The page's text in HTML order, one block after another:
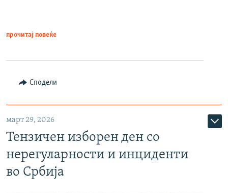
прочитај повеќе
Сподели
март 29, 2026
Тензичен изборен ден со
нерегуларности и инциденти
во Србија